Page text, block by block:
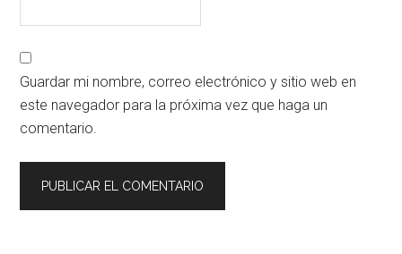
Guardar mi nombre, correo electrónico y sitio web en
este navegador para la próxima vez que haga un
comentario.